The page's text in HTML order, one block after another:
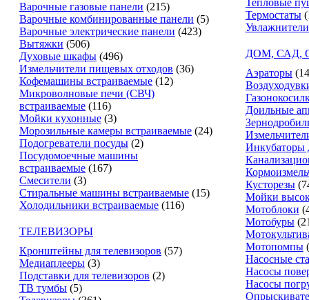
Варочные газовые панели (215)
Варочные комбинированные панели (5)
Варочные электрические панели (423)
Вытяжки (506)
Духовые шкафы (496)
Измельчители пищевых отходов (36)
Кофемашины встраиваемые (12)
Микроволновые печи (СВЧ)
встраиваемые (116)
Мойки кухонные (3)
Морозильные камеры встраиваемые (24)
Подогреватели посуды (2)
Посудомоечные машины
встраиваемые (167)
Смесители (3)
Стиральные машины встраиваемые (15)
Холодильники встраиваемые (116)
ТЕЛЕВИЗОРЫ
Кронштейны для телевизоров (57)
Медиаплееры (3)
Подставки для телевизоров (2)
ТВ тумбы (5)
Тепловые
Термостаты
ДОМ, САД,
Аэраторы
Доильные
Инкубаторы
Кусторезы
Мойки
Мотоблоки
Мотобуры
Мотопомпы
Насосные
Насосы
Насосы